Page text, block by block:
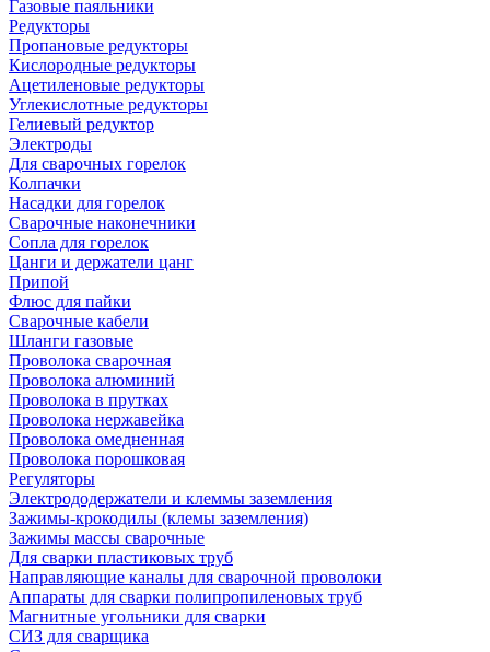
Газовые паяльники
Редукторы
Пропановые редукторы
Кислородные редукторы
Ацетиленовые редукторы
Углекислотные редукторы
Гелиевый редуктор
Электроды
Для сварочных горелок
Колпачки
Насадки для горелок
Сварочные наконечники
Сопла для горелок
Цанги и держатели цанг
Припой
Флюс для пайки
Сварочные кабели
Шланги газовые
Проволока сварочная
Проволока алюминий
Проволока в прутках
Проволока нержавейка
Проволока омедненная
Проволока порошковая
Регуляторы
Электрододержатели и клеммы заземления
Зажимы-крокодилы (клемы заземления)
Зажимы массы сварочные
Для сварки пластиковых труб
Направляющие каналы для сварочной проволоки
Аппараты для сварки полипропиленовых труб
Магнитные угольники для сварки
СИЗ для сварщика